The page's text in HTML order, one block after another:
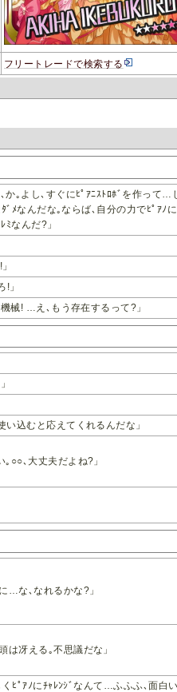
フリートレードで検索する
か｡よし､すぐにﾋﾟｱﾆｽﾄﾛﾎﾞを作って…
ﾞﾒなんだな｡ならば､自分の力でﾋﾟｱﾉ
なんだ?」
!」
械! …え､もう存在するって?」
い込むと応えてくれるんだな」
○○､大丈夫だよね?」
…な､なれるかな?」
は冴える｡不思議だな」
くﾋﾟｱﾉにﾁｬﾚﾝｼﾞなんて…ふふふ､面白